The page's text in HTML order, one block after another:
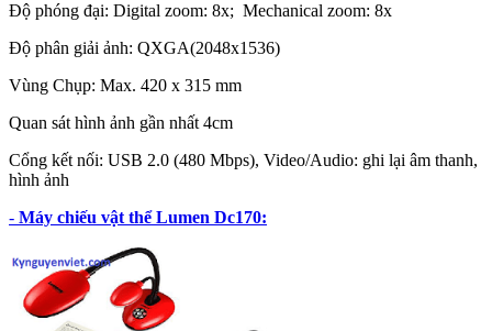
Độ phóng đại: Digital zoom: 8x; Mechanical zoom: 8x
Độ phân giải ảnh: QXGA(2048x1536)
Vùng Chụp: Max. 420 x 315 mm
Quan sát hình ảnh gần nhất 4cm
Cổng kết nối: USB 2.0 (480 Mbps), Video/Audio: ghi lại âm thanh,
hình ảnh
- Máy chiếu vật thể Lumen Dc170: